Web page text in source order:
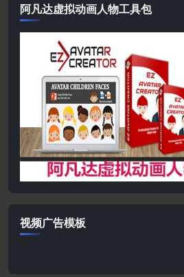
阿凡达虚拟动画人物工具包
视频广告模板